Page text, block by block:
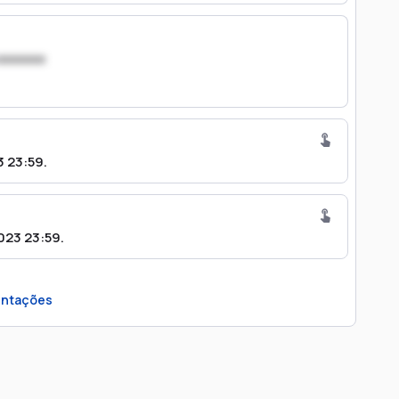
23:59.
23:59.